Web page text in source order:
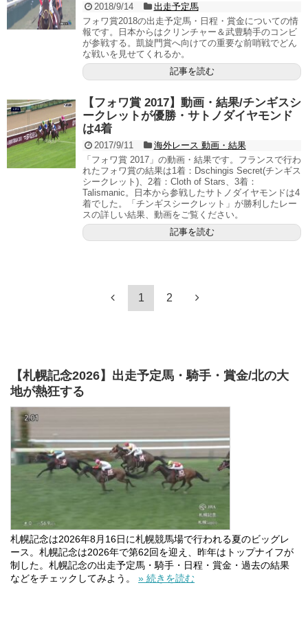
2018/9/14
出走予定馬
フォワ賞2018の出走予定馬・日程・賞金についての情
報です。日本からはクリンチャー＆武豊騎手のコンビ
が参戦する。凱旋門賞へ向けての重要な前哨戦でどん
な戦いを見せてくれるか。
記事を読む
【フォワ賞 2017】動画・結果/チンギスシ
ークレットが優勝・サトノダイヤモンド
は4着
2017/9/11
海外レース 動画・結果
「フォワ賞 2017」の動画・結果です。フランスで行わ
れたフォワ賞の結果は1着：Dschingis Secret(チンギス
シークレット)、2着：Cloth of Stars、3着：
Talismanic。日本から参戦したサトノダイヤモンドは4
着でした。「チンギスシークレット」が勝利したレー
スの詳しい結果、動画をご覧ください。
記事を読む
1 2
【札幌記念2026】出走予定馬・騎手・賞金/北の大
地が熱狂する
札幌記念は2026年8月16日に札幌競馬場で行われる夏のビッグレ
ース。札幌記念は2026年で第62回を迎え、昨年はトップナイフが
制した。札幌記念の出走予定馬・騎手・日程・賞金・過去の結果
などをチェックしてみよう。 » 続きを読む